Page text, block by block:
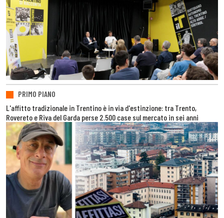
PRIMO PIANO
L'affitto tradizionale in Trentino è in via d'estinzione: tra Trento,
Rovereto e Riva del Garda perse 2.500 case sul mercato in sei anni